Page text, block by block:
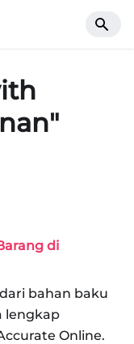
di
bahan baku
lengkap
Online.